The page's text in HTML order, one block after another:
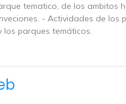
tematico, de los ambitos
- Actividades de los
los parques temáticos.